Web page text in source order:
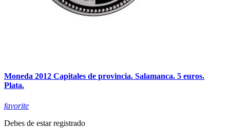
Moneda 2012 Capitales de provincia. Salamanca. 5 euros.
Plata.
favorite
Debes de estar registrado